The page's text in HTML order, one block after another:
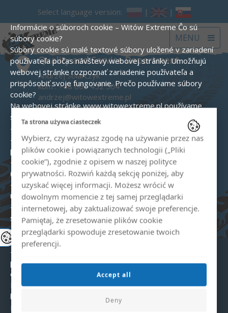
Select language version: | |
MENU Toggle
Quality and Service Department
Andrzej Solarczyk
kom :+48 660 452 504
andrzej@witowextreme.pl
biuro@witowextreme.pl
Quad and snowmobile rental shop
kom :+48 575 000 758
biuro@witowextreme.pl
The Tatra Mountains' guide
Sylwia Solarczyk
kom :+48 606 529 782
sylwia@witowextreme.pl
Informácie o súboroch cookie – Witów Extreme Čo sú
súbory cookie?
Súbory cookie sú malé textové súbory uložené v zariadení
používateľa počas návštevy webovej stránky. Umožňujú
webovej stránke rozpoznať zariadenie používateľa a
prispôsobiť svoje fungovanie. Prečo používame súbory
cookie?
Na webovej stránke www.witowextreme.pl používame
súbory cookie na tieto účely:
- na zabezpečenie správneho fungovania webovej stránky,
- na generovanie štatistík návštevnosti a analýzu správania
používateľov (Google Analytics),
- na realizáciu reklamných kampaní vrátane remarketingu
(Google Ads),
- na zapamätanie si preferencií používateľa (napr. jazyk,
nastavenia súhlasu). Typy používaných súborov cookie:
- Nevyhnutné – umožňujú základné funkcie webovej
stránky.
- Analytické – pomáhajú nám pochopiť, ako používatelia
interagujú s webovou stránkou.
- Marketingové – používajú sa na zobrazovanie
personalizovaných reklám. Súhlas s používaním súborov
cookie
Pri prvej návšteve našej webovej stránky sa zobrazí
banner so žiadosťou o súhlas s používaním súborov cookie.
Môžete prijať všetky súbory cookie, odmietnuť ich (okrem
Ta strona używa ciasteczek
Wybierz, czy wyrażasz zgodę na używanie przez nas
plików cookie i powiązanych technologii („Pliki
cookie”), zgodnie z opisem w naszej polityce
prywatności. Rozwiń każdą sekcję poniżej, aby
uzyskać więcej informacji. Możesz wrócić w
dowolnym momencie z tej samej przeglądarki
internetowej, aby zaktualizować swoje preferencje.
Pamiętaj, że zresetowanie plików cookie
przeglądarki spowoduje zresetowanie twoich
preferencji.
Deny
Accept all